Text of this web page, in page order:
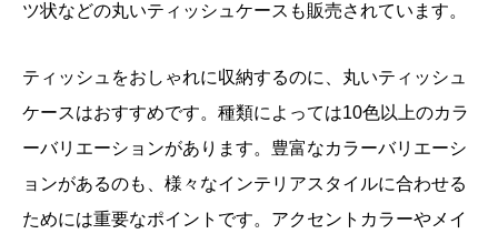
ツ状などの丸いティッシュケースも販売されています。
ティッシュをおしゃれに収納するのに、丸いティッシュ
ケースはおすすめです。種類によっては10色以上のカラ
ーバリエーションがあります。豊富なカラーバリエーシ
ョンがあるのも、様々なインテリアスタイルに合わせる
ためには重要なポイントです。アクセントカラーやメイ